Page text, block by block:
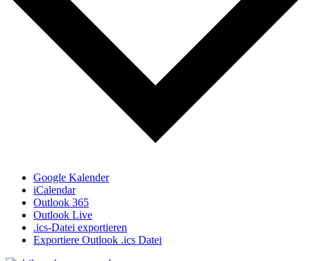
Google Kalender
iCalendar
Outlook 365
Outlook Live
.ics-Datei exportieren
Exportiere Outlook .ics Datei